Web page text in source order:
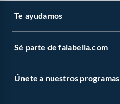
Te ayudamos
Sé parte de falabella.com
Únete a nuestros programas